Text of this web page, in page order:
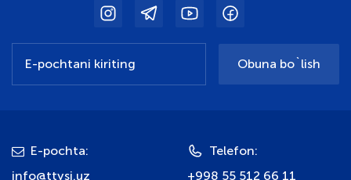
Obuna bo`lish
E-pochta:
info@ttysi.uz
Telefon:
+998 55 512 66 11